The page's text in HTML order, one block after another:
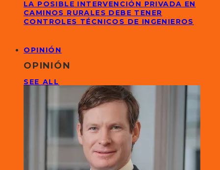
LA POSIBLE INTERVENCIÓN PRIVADA EN
CAMINOS RURALES DEBE TENER
CONTROLES TÉCNICOS DE INGENIEROS
OPINIÓN
OPINIÓN
SEE ALL